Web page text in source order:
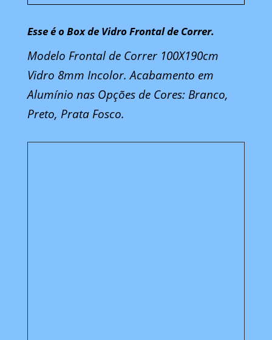
Esse é o Box de Vidro Frontal de Correr.
Modelo Frontal de Correr 100X190cm
Vidro 8mm Incolor. Acabamento em
Alumínio nas Opções de Cores: Branco,
Preto, Prata Fosco.